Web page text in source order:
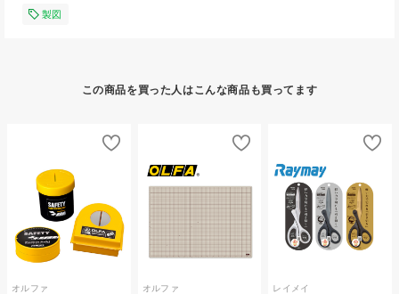
製図
この商品を買った人はこんな商品も買ってます
オルファ
オルファ
レイメイ